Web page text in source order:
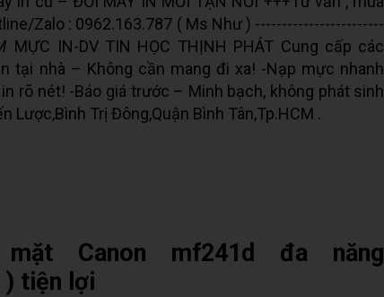
Zalo : 0962.163.787 ( Ms Như ) ------------------------
MỰC IN-DV TIN HỌC THỊNH PHÁT Cung cấp các
tại nhà – Không cần mang đi xa! -Nạp mực nhanh
rõ nét! -Báo giá trước – Minh bạch, không phát sinh
Lược,Bình Trị Đông,Quận Bình Tân,Tp.HCM .
Canon mf241d đa năng
) tiện lợi